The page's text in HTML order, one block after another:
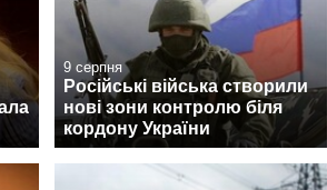
9 серпня
Російські війська створили
нові зони контролю біля
кордону України